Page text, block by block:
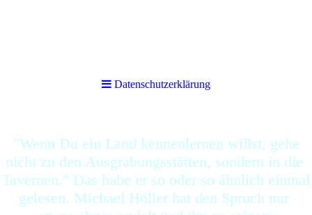
Datenschutzerklärung
"Wenn Du ein Land kennenlernen willst, gehe
nicht zu den Ausgrabungsstätten, sondern in die
Tavernen." Das habe er so oder so ähnlich einmal
gelesen. Michael Höller hat den Spruch nur
Datenschutzerklärung